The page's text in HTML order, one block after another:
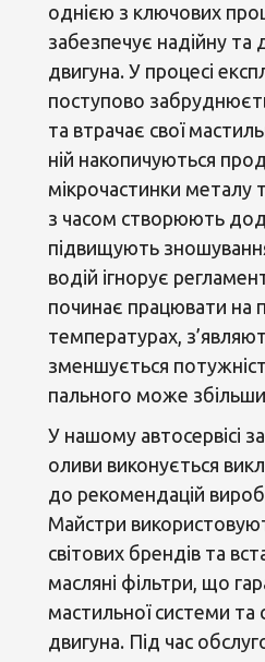
однією з ключових
забезпечує надійну та
двигуна. У процесі
поступово
та втрачає свої
ній накопичуються
мікрочастинки металу
з часом створюють
підвищують
водій ігнорує
починає працювати на
температурах,
зменшується
пального може
У нашому автосервісі
оливи виконується
до рекомендацій
Майстри
світових брендів та
масляні фільтри, що
мастильної системи та
двигуна. Під час